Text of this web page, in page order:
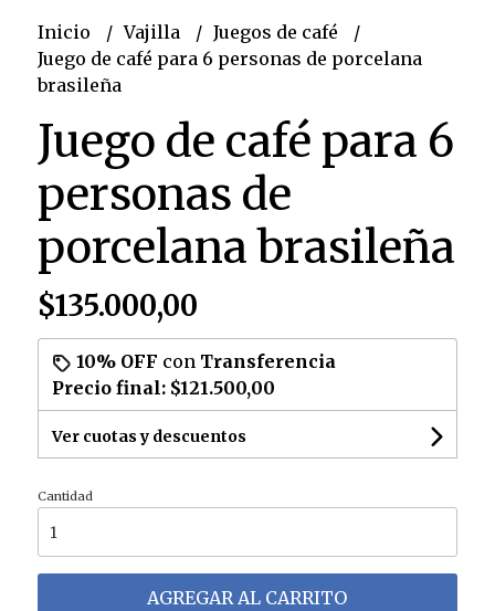
Inicio Vajilla
Juegos de café
Juego de café para 6 personas de porcelana
brasileña
Juego de café para 6
personas de
porcelana brasileña
$135.000,00
10% OFF con Transferencia
Precio final: $121.500,00
Ver cuotas y descuentos
Cantidad
AGREGAR AL CARRITO